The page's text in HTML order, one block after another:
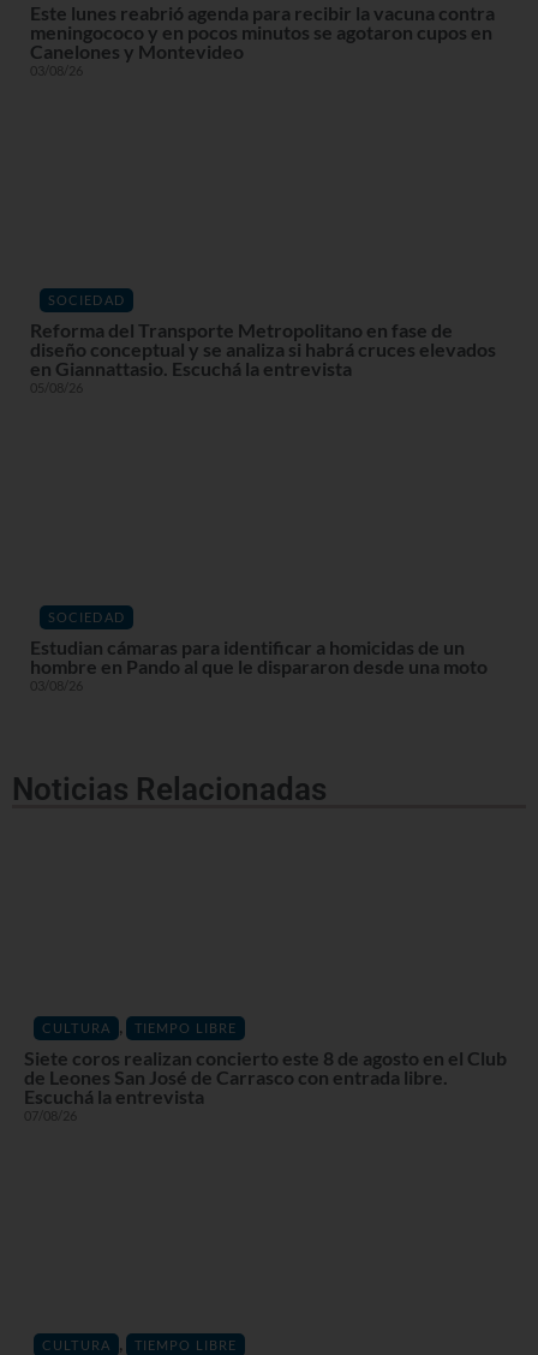
Este lunes reabrió agenda para recibir la vacuna contra
meningococo y en pocos minutos se agotaron cupos en
Canelones y Montevideo
03/08/26
SOCIEDAD
Reforma del Transporte Metropolitano en fase de
diseño conceptual y se analiza si habrá cruces elevados
en Giannattasio. Escuchá la entrevista
05/08/26
SOCIEDAD
Estudian cámaras para identificar a homicidas de un
hombre en Pando al que le dispararon desde una moto
03/08/26
Noticias Relacionadas
CULTURA , TIEMPO LIBRE
Siete coros realizan concierto este 8 de agosto en el Club
de Leones San José de Carrasco con entrada libre.
Escuchá la entrevista
07/08/26
CULTURA , TIEMPO LIBRE